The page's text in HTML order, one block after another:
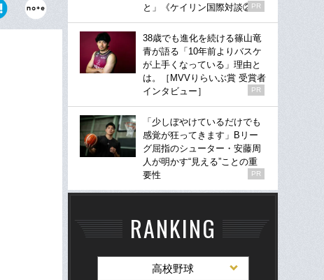
と」《ケイリン国際対談②》
PR
38歳でも進化を続ける篠山竜
青が語る「10年前よりバスケ
が上手くなっている」理由と
は。［MVVりらいぶ賞 受賞者
インタビュー］
PR
「少しぼやけているだけでも
感覚が狂ってきます」Bリー
グ屈指のシューター・安藤周
人が明かす“見える”ことの重
要性
PR
RANKING
高校野球